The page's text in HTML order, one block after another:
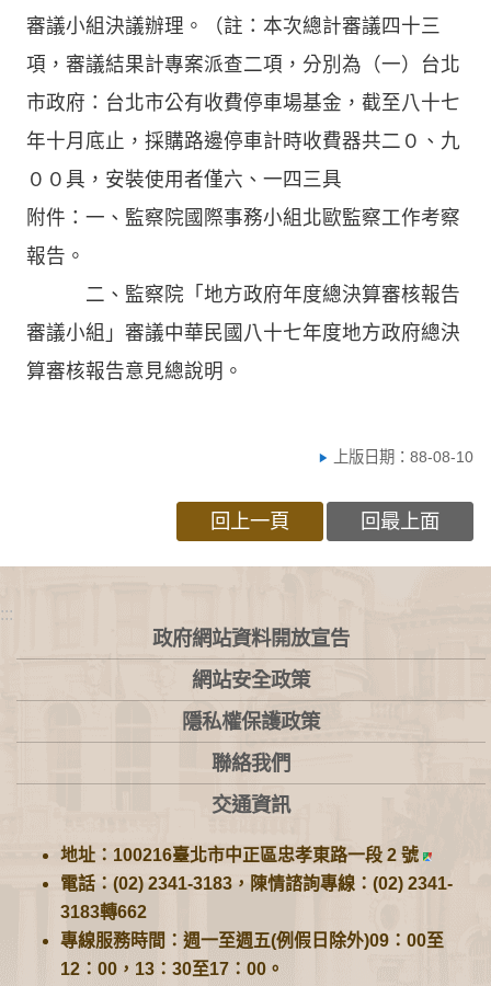
審議小組決議辦理。（註：本次總計審議四十三
項，審議結果計專案派查二項，分別為（一）台北
市政府：台北市公有收費停車場基金，截至八十七
年十月底止，採購路邊停車計時收費器共二０、九
００具，安裝使用者僅六、一四三具
附件：一、監察院國際事務小組北歐監察工作考察
報告。
二、監察院「地方政府年度總決算審核報告
審議小組」審議中華民國八十七年度地方政府總決
算審核報告意見總說明。
上版日期：88-08-10
回上一頁 回最上面
:::
政府網站資料開放宣告
網站安全政策
隱私權保護政策
聯絡我們
交通資訊
地址：100216臺北市中正區忠孝東路一段 2 號
電話：(02) 2341-3183，陳情諮詢專線：(02) 2341-
3183轉662
專線服務時間：週一至週五(例假日除外)09：00至
12：00，13：30至17：00。